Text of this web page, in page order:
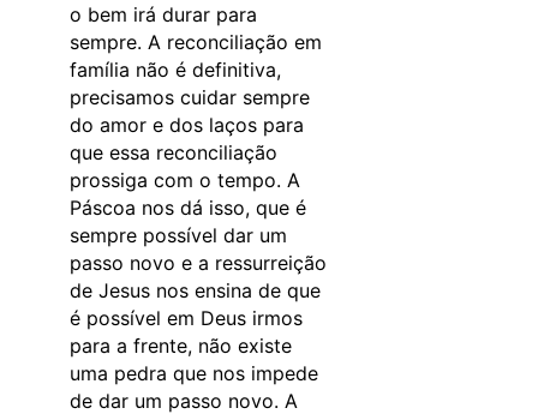
o bem irá durar para
sempre. A reconciliação em
família não é definitiva,
precisamos cuidar sempre
do amor e dos laços para
que essa reconciliação
prossiga com o tempo. A
Páscoa nos dá isso, que é
sempre possível dar um
passo novo e a ressurreição
de Jesus nos ensina de que
é possível em Deus irmos
para a frente, não existe
uma pedra que nos impede
de dar um passo novo. A